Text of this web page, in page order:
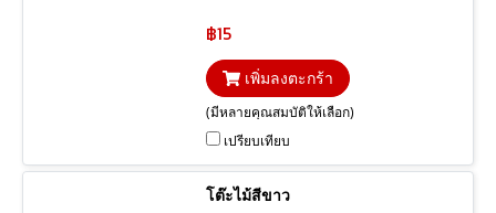
฿15
เพิ่มลงตะกร้า
(มีหลายคุณสมบัติให้เลือก)
เปรียบเทียบ
โต๊ะไม้สีขาว